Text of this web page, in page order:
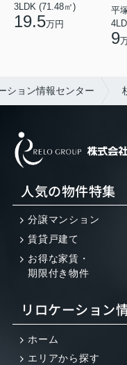
3LDK (71.48㎡)
19.5万円
平
9
ション情報センター
人気の物件特集
分譲マンション
賃貸戸建て
お得な家賃・
期限付き物件
リロケーション
ホーム
エリアから探す